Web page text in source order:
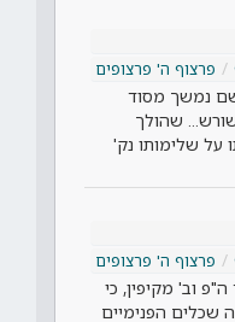
פרצוף ה' פרצופים
נמשך מסוד
שהולך
על שלימותו נק'
פרצוף ה' פרצופים
וב' מקיפין, כי
שכלים הפנימיים